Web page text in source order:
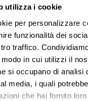
utilizza i cookie
per personalizzare
funzionalità dei
traffico.
in cui utilizzi il
si occupano di analisi
media, i quali
che hai fornito
le tue
la Svizzera, dal Canton
dalle Alpi fino a
anche in tutto il